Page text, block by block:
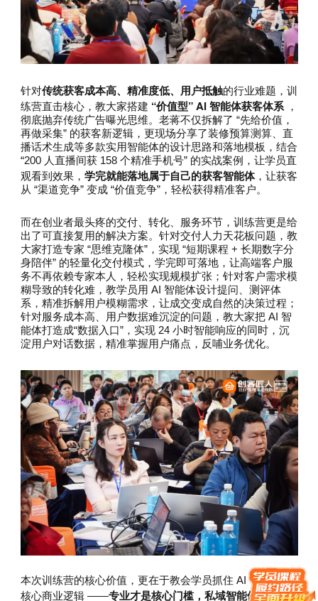
针对传统获客成本高、精准度低、用户抵触的行业难题，训
练营直击核心，教大家搭建 “价值型” AI 智能体获客体系 ，
彻底抛弃传统广告曝光思维。老蒋不仅拆解了 “先给价值，
再做采集” 的获客新逻辑，更现场分享了装修预算测算、直
播话术生成等多款实用智能体的设计思路和落地模板，结合
“200 人直播间获 158 个精准手机号” 的实战案例，让学员直
观看到效果， 学完就能落地属于自己的获客智能体，让获客
从 “渠道竞争” 变成 “价值竞争”，轻松获得精准客户。
而在创业者最头疼的交付、转化、服务环节，训练营更是给
出了可直接复用的解决方案。针对交付人力天花板问题，教
大家打造专家 “思维克隆体”，实现 “短期课程 + 长期数字分
身陪伴” 的轻量化交付模式，学完即可落地，让高端客户服
务不再依赖专家本人，轻松实现规模扩张；针对客户需求模
糊导致的转化难，教学员用 AI 智能体设计提问、测评体
系，精准拆解用户模糊需求，让成交变成自然的决策过程；
针对服务成本高、用户数据难沉淀的问题，教大家把 AI 智
能体打造成“数据入口”，实现 24 小时智能响应的同时，沉
淀用户对话数据，精准掌握用户痛点，反哺业务优化。
本次训练营的核心价值，更在于教会学员抓住 AI 智能体的
核心商业逻辑 ——专业才是核心门槛，私域智能体才是数